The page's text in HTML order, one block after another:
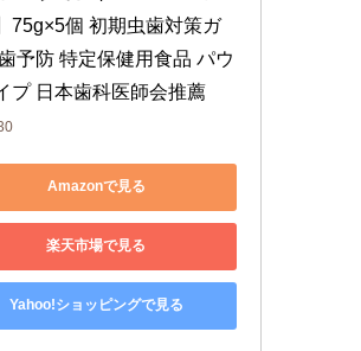
75g×5個 初期虫歯対策ガ
予防 特定保健用食品 パウ
プ 日本歯科医師会推薦
Amazonで見る
楽天市場で見る
Yahoo!ショッピングで見る